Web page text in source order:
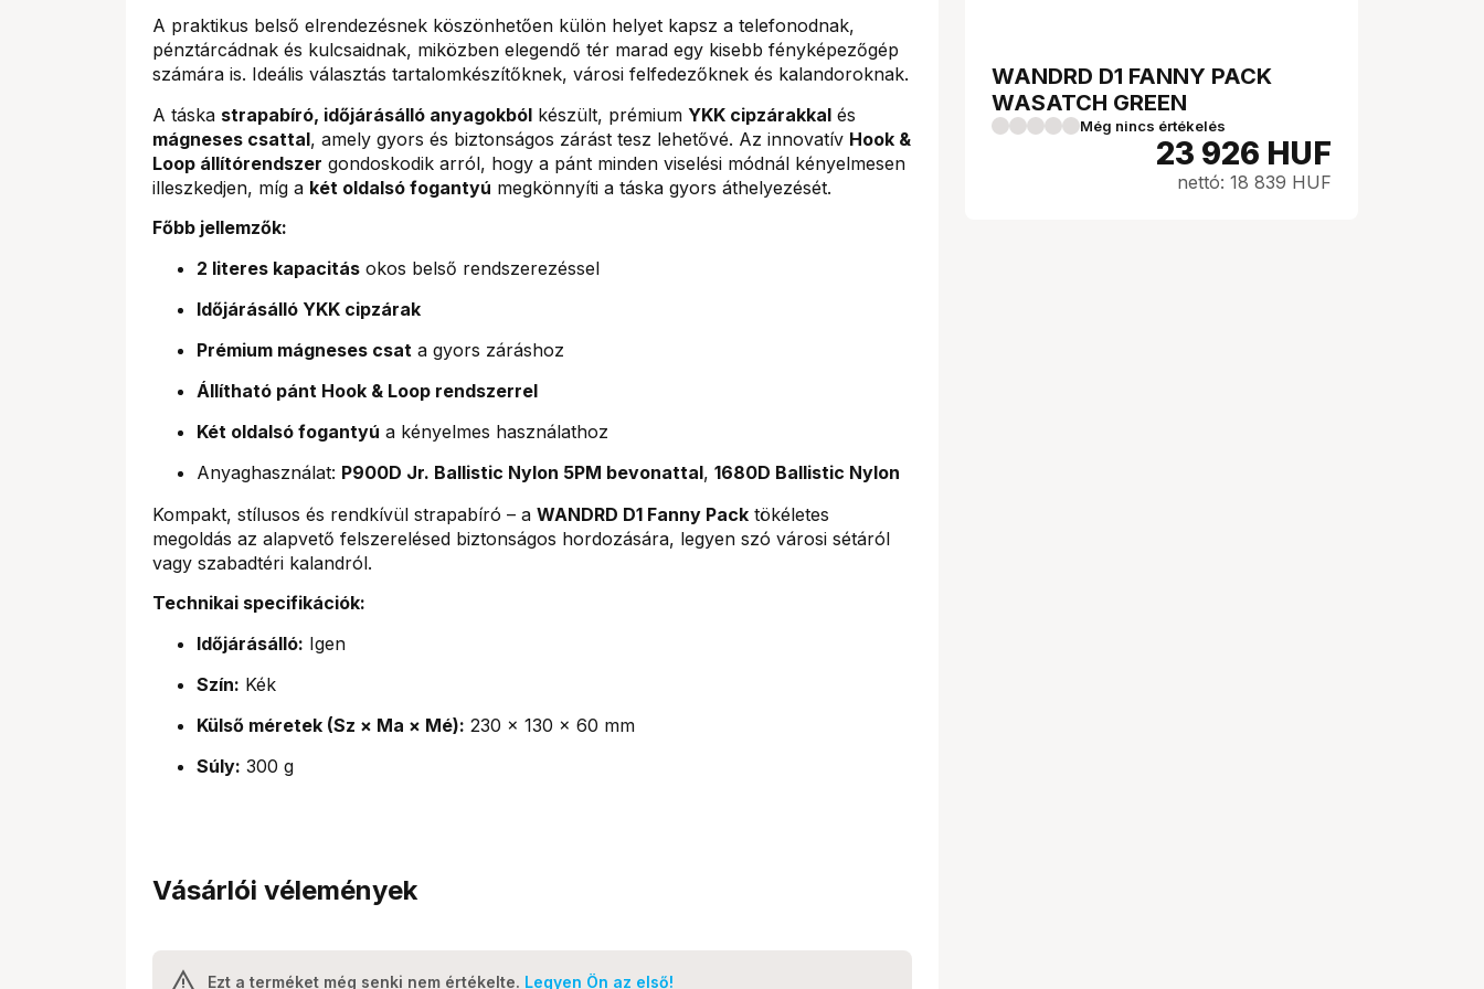
A praktikus belső elrendezésnek köszönhetően külön helyet kapsz a telefonodnak,
pénztárcádnak és kulcsaidnak, miközben elegendő tér marad egy kisebb fényképezőgép
számára is. Ideális választás tartalomkészítőknek, városi felfedezőknek és kalandoroknak.
A táska strapabíró, időjárásálló anyagokból készült, prémium YKK cipzárakkal és
mágneses csattal, amely gyors és biztonságos zárást tesz lehetővé. Az innovatív Hook &
Loop állítórendszer gondoskodik arról, hogy a pánt minden viselési módnál kényelmesen
illeszkedjen, míg a két oldalsó fogantyú megkönnyíti a táska gyors áthelyezését.
Főbb jellemzők:
2 literes kapacitás okos belső rendszerezéssel
Időjárásálló YKK cipzárak
Prémium mágneses csat a gyors záráshoz
Állítható pánt Hook & Loop rendszerrel
Két oldalsó fogantyú a kényelmes használathoz
Anyaghasználat: P900D Jr. Ballistic Nylon 5PM bevonattal, 1680D Ballistic Nylon
Kompakt, stílusos és rendkívül strapabíró – a WANDRD D1 Fanny Pack tökéletes
megoldás az alapvető felszerelésed biztonságos hordozására, legyen szó városi sétáról
vagy szabadtéri kalandról.
Technikai specifikációk:
Időjárásálló: Igen
Szín: Kék
Külső méretek (Sz × Ma × Mé): 230 × 130 × 60 mm
Súly: 300 g
Vásárlói vélemények
Ezt a terméket még senki nem értékelte. Legyen Ön az első!
WANDRD D1 FANNY PACK
WASATCH GREEN
Még nincs értékelés
23 926 HUF
nettó: 18 839 HUF